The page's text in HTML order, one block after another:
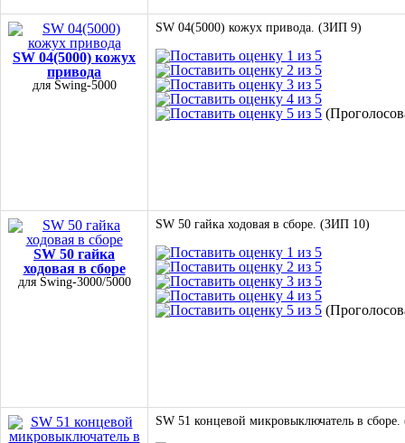
SW 04(5000) кожух
привода
для Swing-5000
SW 04(5000) кожух привода. (ЗИП 9)
SW 50 гайка
ходовая в сборе
для Swing-3000/5000
SW 50 гайка ходовая в сборе. (ЗИП 10)
SW 51 концевой микровыключатель в